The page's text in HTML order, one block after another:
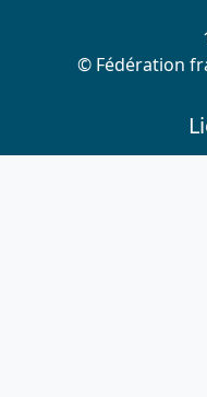
© Fédération